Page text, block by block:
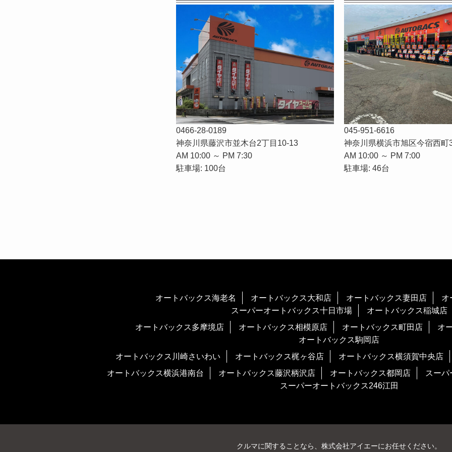
0466-28-0189
神奈川県藤沢市並木台2丁目10-13
AM 10:00 ～ PM 7:30
駐車場: 100台
045-951-6616
神奈川県横浜市旭区今宿西町
AM 10:00 ～ PM 7:00
駐車場: 46台
オートバックス海老名 オートバックス大和店 オートバックス妻田店
オ
スーパーオートバックス十日市場
オートバックス稲城店
オートバックス多摩境店
オートバックス相模原店 オートバックス町田店
オ
オートバックス駒岡店
オートバックス川崎さいわい
オートバックス梶ヶ谷店
オートバックス横須賀中央店
オートバックス横浜港南台
オートバックス藤沢柄沢店 オートバックス都岡店
スー
スーパーオートバックス246江田
クルマに関することなら、株式会社アイエーにお任せください。